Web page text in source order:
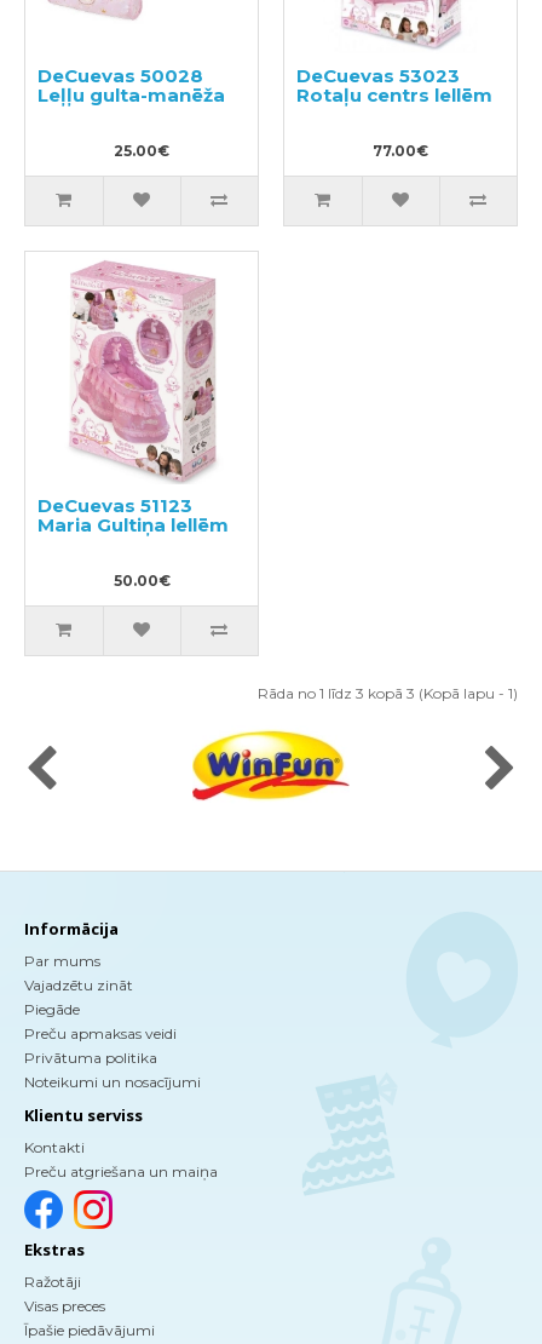
DeCuevas 50028
Leļļu gulta-manēža
25.00€
DeCuevas 53023
Rotaļu centrs lellēm
77.00€
DeCuevas 51123
Maria Gultiņa lellēm
50.00€
Rāda no 1 līdz 3 kopā 3 (Kopā lapu - 1)
Informācija
Par mums
Vajadzētu zināt
Piegāde
Preču apmaksas veidi
Privātuma politika
Noteikumi un nosacījumi
Klientu serviss
Kontakti
Preču atgriešana un maiņa
Ekstras
Ražotāji
Visas preces
Īpašie piedāvājumi